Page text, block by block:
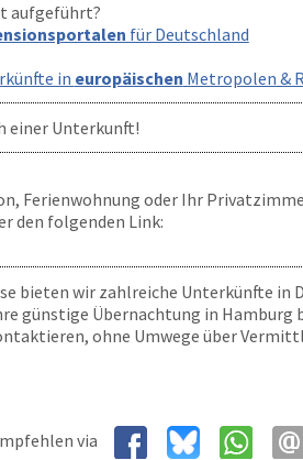
aufgeführt?
für Deutschland
in europäischen Metropolen &
einer Unterkunft!
Ferienwohnung oder Ihr
den folgenden Link:
bieten wir zahlreiche Unterkünfte in
günstige Übernachtung in
ohne Umwege über
via